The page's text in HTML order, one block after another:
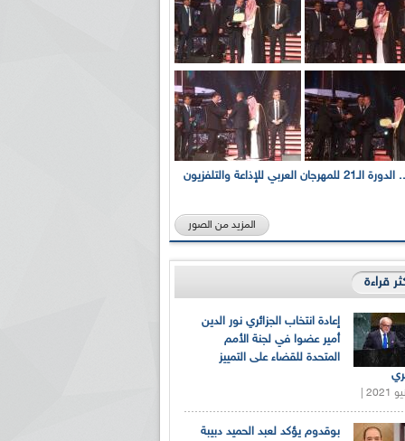
بالصور... الدورة الـ21 للمهرجان العربي للإذاعة والتلفزيون
المزيد من الصور
قراءة
إعادة انتخاب الجزائري نور الدين
أمير عضوا في لجنة الأمم
المتحدة للقضاء على التمييز
بوقدوم يؤكد لعبد الحميد دبيبة